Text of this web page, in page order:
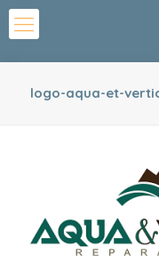
logo-aqua-et-